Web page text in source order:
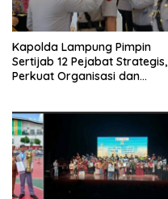
Kapolda Lampung Pimpin
Sertijab 12 Pejabat Strategis,
Perkuat Organisasi dan